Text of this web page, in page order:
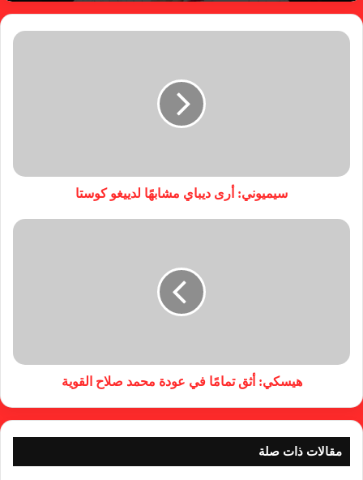
سيميوني: أرى ديباي مشابهًا لدييغو كوستا
هيسكي: أثق تمامًا في عودة محمد صلاح القوية
مقالات ذات صلة